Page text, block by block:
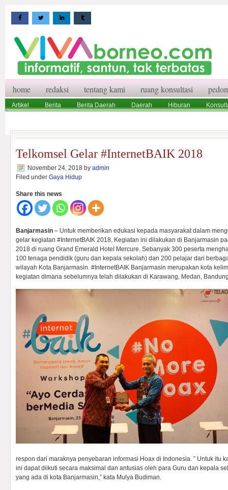
home redaksi tentang kami ruang konsultasi
Artikel Berita Berita Daerah Daerah Hiburan
Telkomsel Gelar #InternetBAIK 2018
November 24, 2018 by admin
Filed under Gaya Hidup
Share this news
Banjarmasin – Untuk memberikan edukasi kepada masyarakat dalam
gelar kegiatan #InternetBAIK 2018. Kegiatan ini dilakukan di Banjarmasin
2018 di ruang Grand Emerald Hotel Mercure. Sebanyak 300 peserta
100 tenaga pendidik (guru dan kepala sekolah) dan 200 pelajar dari
wilayah Kota Banjarmasin. #InternetBAIK Banjarmasin merupakan kota
kegiatan dimana sebelumnya telah dilakukan di Karawang, Medan,
respon dari maraknya penyebaran informasi Hoax di Indonesia. ” Untuk itu
ini dapat diikuti secara maksimal dan antusias oleh para Guru dan kepala
yang ada di kota Banjarmasin,” kata Mulya Budiman.